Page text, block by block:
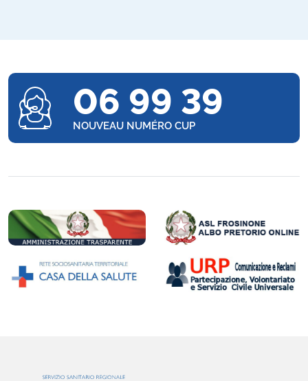
06 99 39
NOUVEAU NUMÉRO CUP